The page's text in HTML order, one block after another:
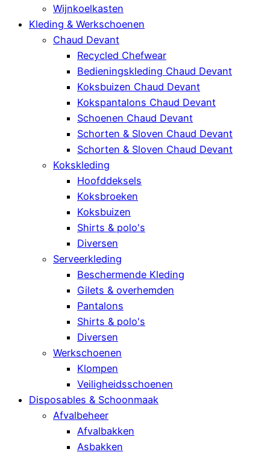
Wijnkoelkasten
Kleding & Werkschoenen
Chaud Devant
Recycled Chefwear
Bedieningskleding Chaud Devant
Koksbuizen Chaud Devant
Kokspantalons Chaud Devant
Schoenen Chaud Devant
Schorten & Sloven Chaud Devant
Schorten & Sloven Chaud Devant
Kokskleding
Hoofddeksels
Koksbroeken
Koksbuizen
Shirts & polo's
Diversen
Serveerkleding
Beschermende Kleding
Gilets & overhemden
Pantalons
Shirts & polo's
Diversen
Werkschoenen
Klompen
Veiligheidsschoenen
Disposables & Schoonmaak
Afvalbeheer
Afvalbakken
Asbakken